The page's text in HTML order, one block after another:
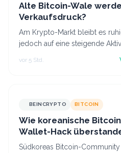
Alte Bitcoin-Wale
Verkaufsdruck?
Am Krypto-Markt bleibt es
jedoch auf eine steigende
vor 5 Std.
BEINCRYPTO BITCOIN
Wie koreanische
Wallet-Hack
gibt wichtige Tipps
Südkoreas Bitcoin-